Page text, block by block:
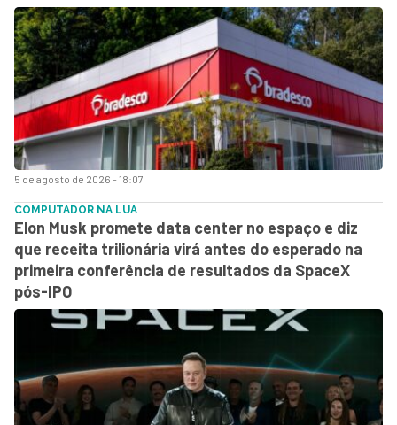
5 de agosto de 2026 - 18:07
COMPUTADOR NA LUA
Elon Musk promete data center no espaço e diz
que receita trilionária virá antes do esperado na
primeira conferência de resultados da SpaceX
pós-IPO